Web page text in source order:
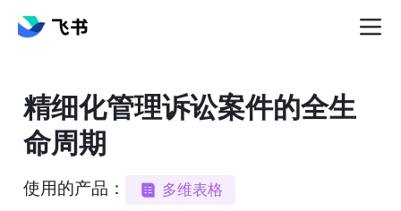
精细化管理诉讼案件的全生
命周期
使用的产品： 多维表格